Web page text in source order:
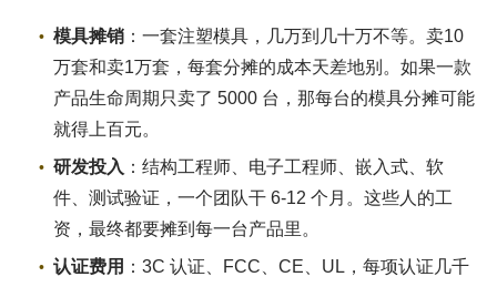
模具摊销 ：一套注塑模具，几万到几十万不等。卖10
万套和卖1万套，每套分摊的成本天差地别。如果一款
产品生命周期只卖了 5000 台，那每台的模具分摊可能
就得上百元。
研发投入 ：结构工程师、电子工程师、嵌入式、软
件、测试验证，一个团队干 6-12 个月。这些人的工
资，最终都要摊到每一台产品里。
认证费用 ：3C 认证、FCC、CE、UL，每项认证几千